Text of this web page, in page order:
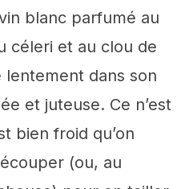
blanc parfumé au
céleri et au clou de
dans son
et juteuse. Ce n’est
bien froid qu’on
(ou, au